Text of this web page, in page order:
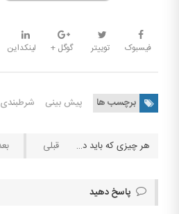
فیسبوک توییتر گوگل + لینکداین
برچسب ها پیش بینی شرطبندی
هر چیزی که باید درباره شرط بندی در کره جنوبی بدونید
پاسخ دهید